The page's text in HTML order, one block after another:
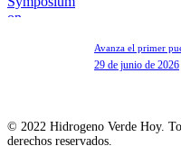
Avanza el primer
29 de junio de 2026
© 2022 Hidrogeno Verde Hoy.
derechos reservados.